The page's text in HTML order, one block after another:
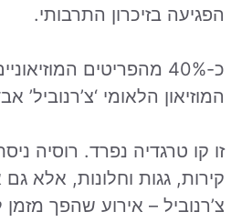
הפגיעה בזיכרון התרבותי.
כ-40% מהפריטים
המוזיאון הלאומי ‘צ’רנוביל’
זו קו טרגדיה נפרד. רוסיה
קירות, גגות וחלונות, אלא
צ’רנוביל – אירוע שהפך